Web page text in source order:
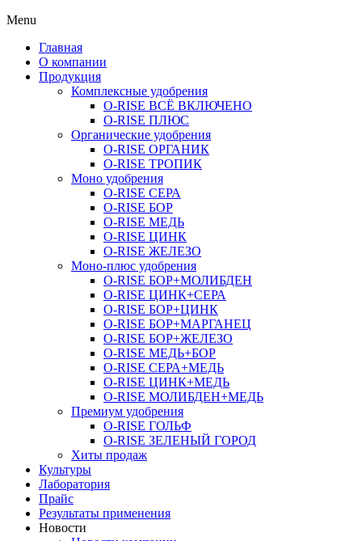
Menu
Главная
О компании
Продукция
Комплексные удобрения
O-RISE ВСЁ ВКЛЮЧЕНО
O-RISE ПЛЮС
Органические удобрения
O-RISE ОРГАНИК
O-RISE ТРОПИК
Моно удобрения
O-RISE СЕРА
O-RISE БОР
O-RISE МЕДЬ
O-RISE ЦИНК
O-RISE ЖЕЛЕЗО
Моно-плюс удобрения
O-RISE БОР+МОЛИБДЕН
O-RISE ЦИНК+СЕРА
O-RISE БОР+ЦИНК
O-RISE БОР+МАРГАНЕЦ
O-RISE БОР+ЖЕЛЕЗО
O-RISE МЕДЬ+БОР
O-RISE СЕРА+МЕДЬ
O-RISE ЦИНК+МЕДЬ
O-RISE МОЛИБДЕН+МЕДЬ
Премиум удобрения
O-RISE ГОЛЬФ
O-RISE ЗЕЛЕНЫЙ ГОРОД
Хиты продаж
Культуры
Лаборатория
Прайс
Результаты применения
Новости